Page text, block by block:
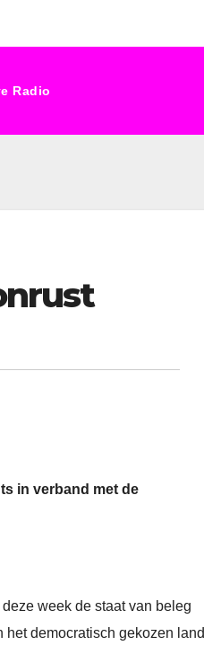
Radio
in verband met de
week de staat van beleg
democratisch gekozen land